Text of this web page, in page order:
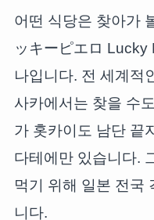
어떤 식당은 찾아가
ッキーピエロ Lucky
나입니다. 전 세계적
사카에서는 찾을 수
가 홋카이도 남단 끝
다테에만 있습니다.
먹기 위해 일본 전국
니다.